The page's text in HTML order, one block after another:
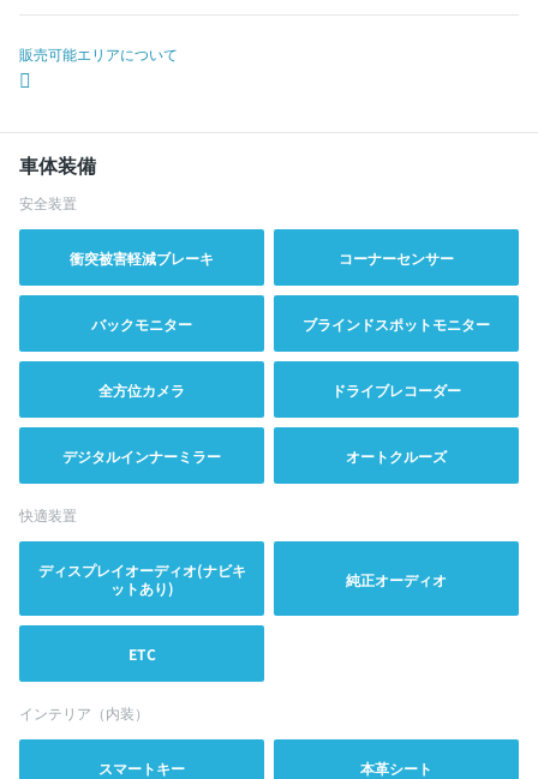
販売可能エリアについて
車体装備
安全装置
衝突被害軽減ブレーキ コーナーセンサー
バックモニター ブラインドスポットモニター
全方位カメラ ドライブレコーダー
デジタルインナーミラー オートクルーズ
快適装置
ディスプレイオーディオ(ナビキ
ットあり)
純正オーディオ
ETC
インテリア（内装）
スマートキー 本革シート